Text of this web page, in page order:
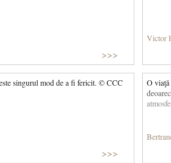
>>>
Victor
singurul mod de a fi fericit. © CCC
>>>
O